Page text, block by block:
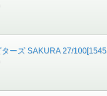
ーズ SAKURA 27/